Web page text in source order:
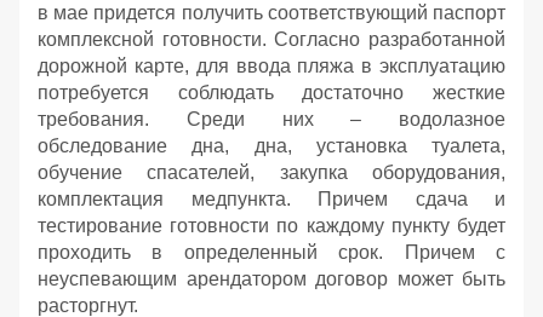
в мае придется получить соответствующий паспорт
комплексной готовности. Согласно разработанной
дорожной карте, для ввода пляжа в эксплуатацию
потребуется соблюдать достаточно жесткие
требования. Среди них – водолазное
обследование дна, дна, установка туалета,
обучение спасателей, закупка оборудования,
комплектация медпункта. Причем сдача и
тестирование готовности по каждому пункту будет
проходить в определенный срок. Причем с
неуспевающим арендатором договор может быть
расторгнут.